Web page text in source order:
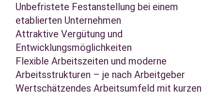
Unbefristete Festanstellung bei einem
etablierten Unternehmen
Attraktive Vergütung und
Entwicklungsmöglichkeiten
Flexible Arbeitszeiten und moderne
Arbeitsstrukturen – je nach Arbeitgeber
Wertschätzendes Arbeitsumfeld mit kurzen